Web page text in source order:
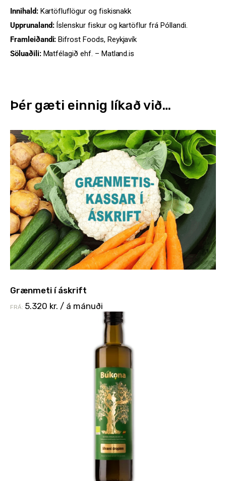
Innihald:Kartöfluflögur og fiskisnakk
Upprunaland: Íslenskur fiskur og kartöflur frá Póllandi.
Framleiðandi: Bifrost Foods, Reykjavík
Söluaðili:Matfélagið ehf. – Matland.is
Þér gæti einnig líkað við…
Grænmeti í áskrift
FRÁ: 5.320 kr. / á mánuði